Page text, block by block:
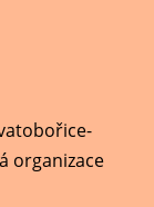
organizace